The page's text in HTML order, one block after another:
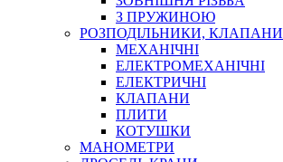
З ПРУЖИНОЮ
РОЗПОДІЛЬНИКИ, КЛАПАНИ
МЕХАНІЧНІ
ЕЛЕКТРОМЕХАНІЧНІ
ЕЛЕКТРИЧНІ
КЛАПАНИ
ПЛИТИ
КОТУШКИ
МАНОМЕТРИ